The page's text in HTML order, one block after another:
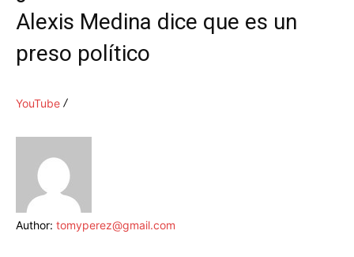
Alexis Medina dice que es un
preso político
YouTube
Author: tomyperez@gmail.com